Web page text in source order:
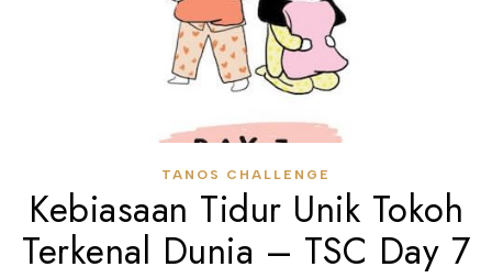
TANOS CHALLENGE
Kebiasaan Tidur Unik Tokoh
Terkenal Dunia – TSC Day 7